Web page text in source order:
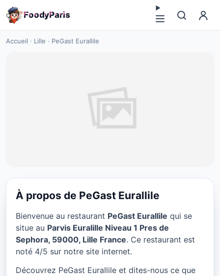
FoodyParis
Accueil · Lille · PeGast Eurallile
PeGast Eurallile à Lille
★ 4/5
À propos de PeGast Eurallile
Bienvenue au restaurant PeGast Eurallile qui se
situe au Parvis Euralille Niveau 1 Pres de
Sephora, 59000, Lille France. Ce restaurant est
noté 4/5 sur notre site internet.
Découvrez PeGast Eurallile et dites-nous ce que